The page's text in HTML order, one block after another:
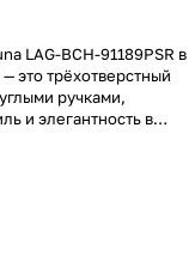
LAG-BCH-91189PSR в
это трёхотверстный
ручками,
и элегантность в
системы слива с